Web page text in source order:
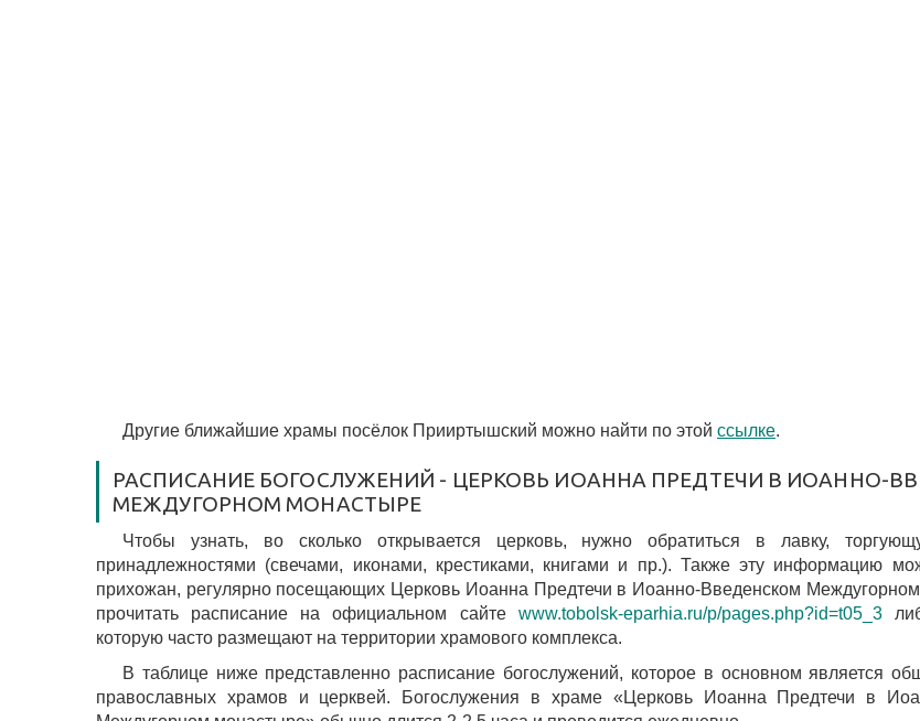
Другие ближайшие храмы посёлок Прииртышский можно найти по этой ссылке.
РАСПИСАНИЕ БОГОСЛУЖЕНИЙ - ЦЕРКОВЬ ИОАННА ПРЕДТЕЧИ В ИОАННО-
МЕЖДУГОРНОМ МОНАСТЫРЕ
Чтобы узнать, во сколько открывается церковь, нужно обратиться в лавку,
принадлежностями (свечами, иконами, крестиками, книгами и пр.). Также эту информацию
прихожан, регулярно посещающих Церковь Иоанна Предтечи в Иоанно-Введенском
прочитать расписание на официальном сайте www.tobolsk-eparhia.ru/p/pages.php?id=t05_3
которую часто размещают на территории храмового комплекса.
В таблице ниже представленно расписание богослужений, которое в основном является
православных храмов и церквей. Богослужения в храме «Церковь Иоанна Предтечи в